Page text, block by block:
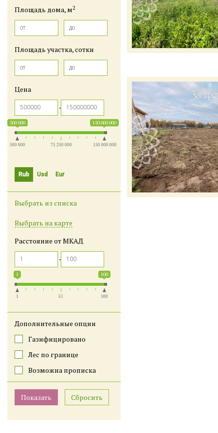
Площадь дома, м2
Площадь участка, сотки
Цена
500 000 150 000 000
500 000 75 250 000 150 000 000
Rub Usd Eur
Выбрать из списка
Выбрать на карте
Расстояние от МКАД
1 100
1 51 100
Дополнительные опции
Газифицировано
Лес по границе
Возможна прописка